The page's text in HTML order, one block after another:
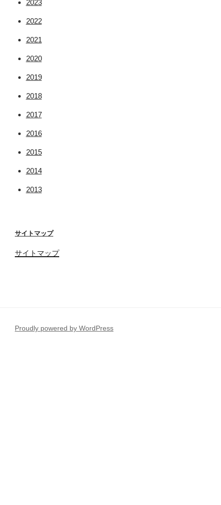
2023
2022
2021
2020
2019
2018
2017
2016
2015
2014
2013
サイトマップ
サイトマップ
Proudly powered by WordPress